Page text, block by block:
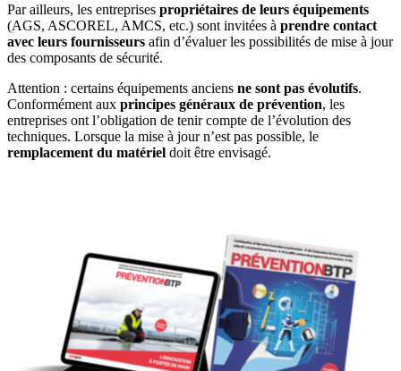
Par ailleurs, les entreprises propriétaires de leurs équipements
(AGS, ASCOREL, AMCS, etc.) sont invitées à prendre contact
avec leurs fournisseurs afin d’évaluer les possibilités de mise à jour
des composants de sécurité.
Attention : certains équipements anciens ne sont pas évolutifs.
Conformément aux principes généraux de prévention, les
entreprises ont l’obligation de tenir compte de l’évolution des
techniques. Lorsque la mise à jour n’est pas possible, le
remplacement du matériel doit être envisagé.